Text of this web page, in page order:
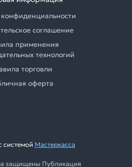
соглашение
применения
технологий
торговли
оферта
системой Мастеркасса
защищены Публикация